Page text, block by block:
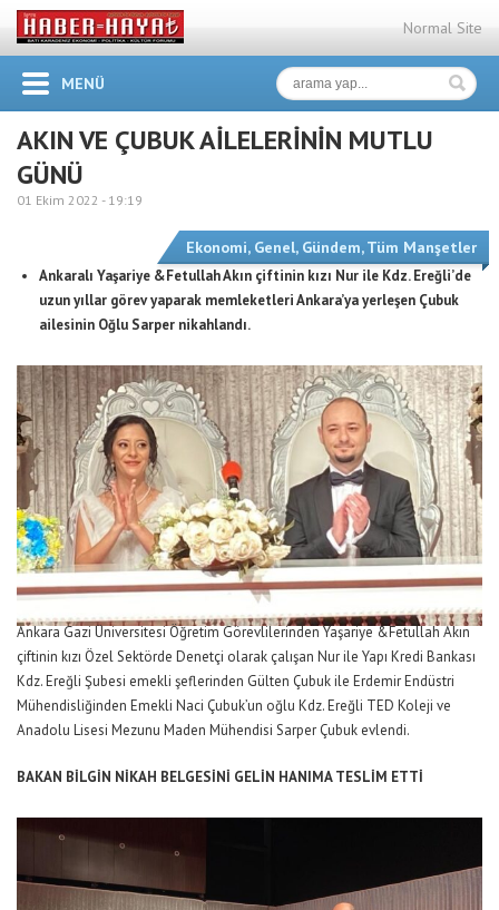
Normal Site
MENÜ
AKIN VE ÇUBUK AİLELERİNİN MUTLU
GÜNÜ
01 Ekim 2022 - 19:19
Ekonomi, Genel, Gündem,Tüm Manşetler
Ankaralı Yaşariye &Fetullah Akın çiftinin kızı Nur ile Kdz. Ereğli’de
uzun yıllar görev yaparak memleketleri Ankara’ya yerleşen Çubuk
ailesinin Oğlu Sarper nikahlandı.
Ankara Gazi Üniversitesi Öğretim Görevlilerinden Yaşariye &Fetullah Akın
çiftinin kızı Özel Sektörde Denetçi olarak çalışan Nur ile Yapı Kredi Bankası
Kdz. Ereğli Şubesi emekli şeflerinden Gülten Çubuk ile Erdemir Endüstri
Mühendisliğinden Emekli Naci Çubuk’un oğlu Kdz. Ereğli TED Koleji ve
Anadolu Lisesi Mezunu Maden Mühendisi Sarper Çubuk evlendi.
BAKAN BİLGİN NİKAH BELGESİNİ GELİN HANIMA TESLİM ETTİ